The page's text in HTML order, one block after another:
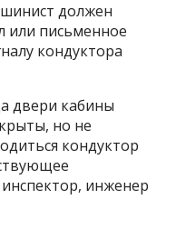
должен
или письменное
кондуктора
двери кабины
но не
кондуктор
инженер